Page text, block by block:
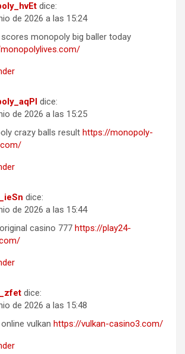
dice:
de 2026 a las 15:24
monopoly big baller today
dice:
de 2026 a las 15:25
crazy balls result https://monopoly-
dice:
de 2026 a las 15:44
casino 777 https://play24-
dice:
de 2026 a las 15:48
vulkan https://vulkan-casino3.com/